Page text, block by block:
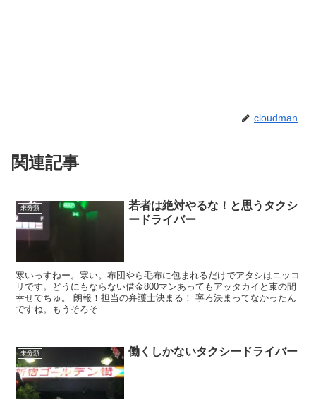
cloudman
関連記事
未分類
若者は絶対やるな！と思うタクシ
ードライバー
寒いっすねー。寒い。布団やら毛布に包まれるだけでアタシはニッコ
リです。どうにもならない借金800マンあってもアッタカイと束の間
幸せでちゅ。 朗報！担当の弁護士決まる！ 寧ろ決まってなかったん
ですね。もうそろそ...
未分類 働くしかないタクシードライバー